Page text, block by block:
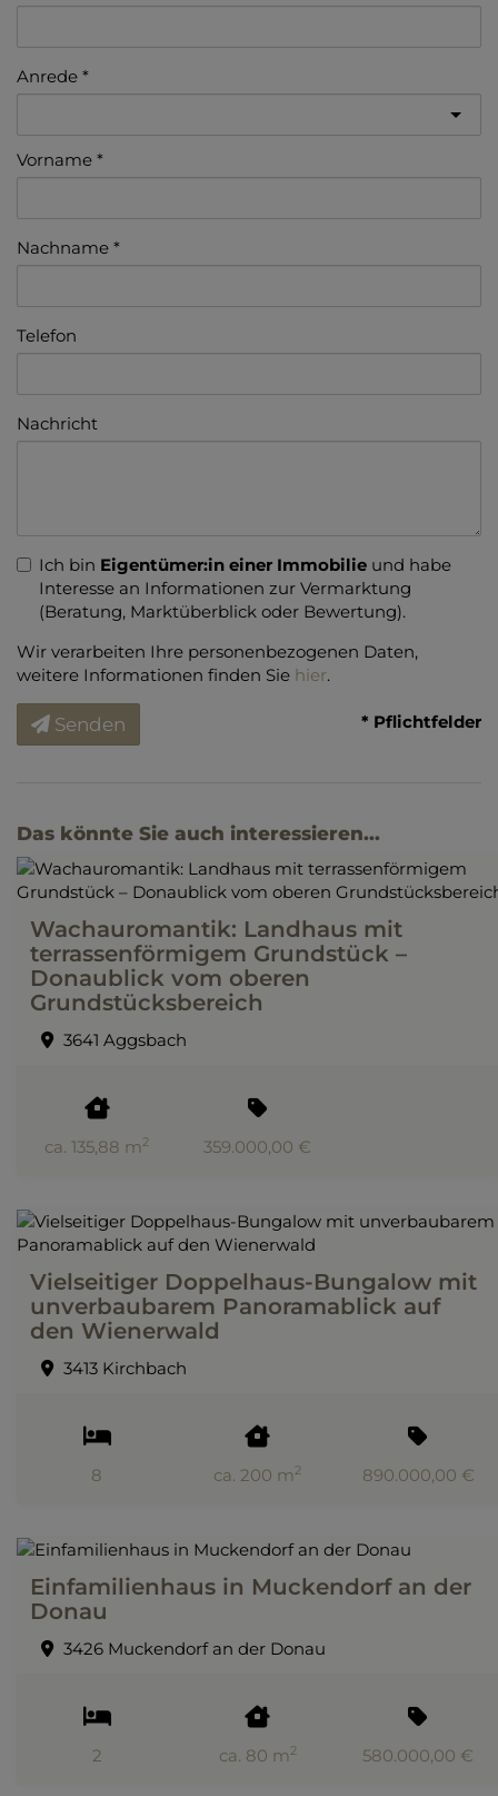
Anrede
Vorname
Nachname
Telefon
Nachricht
Ich bin Eigentümer:in einer Immobilie und habe
Interesse an Informationen zur Vermarktung
(Beratung, Marktüberblick oder Bewertung).
Wir verarbeiten Ihre personenbezogenen Daten,
weitere Informationen finden Sie hier.
Senden * Pflichtfelder
Das könnte Sie auch interessieren...
Wachauromantik: Landhaus mit
terrassenförmigem Grundstück –
Donaublick vom oberen
Grundstücksbereich
3641 Aggsbach
ca. 135,88 m2 359.000,00 €
Vielseitiger Doppelhaus-Bungalow mit
unverbaubarem Panoramablick auf
den Wienerwald
3413 Kirchbach
8 ca. 200 m2 890.000,00 €
Einfamilienhaus in Muckendorf an der
Donau
3426 Muckendorf an der Donau
2 ca. 80 m2 580.000,00 €